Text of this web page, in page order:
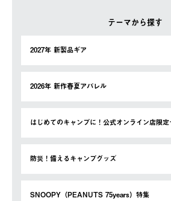
テーマから探す
2027年 新製品ギア
2026年 新作春夏アパレル
はじめてのキャンプに！公式オンライン店限定
防災！備えるキャンプグッズ
SNOOPY（PEANUTS 75years）特集